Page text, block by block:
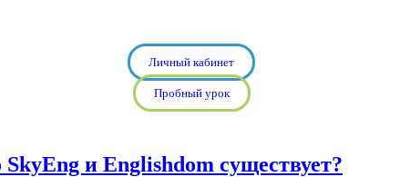
Личный кабинет
Пробный урок
и Englishdom существует?